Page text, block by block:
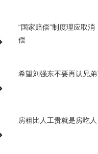
“国家赔偿”制度理应取
偿
希望刘强东不要再认兄弟
房租比人工贵就是房吃